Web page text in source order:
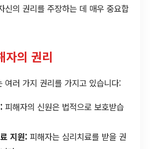
신의 권리를 주장하는 데 매우 중요합
자의 권리
여러 가지 권리를 가지고 있습니다:
피해자의 신원은 법적으로 보호받습
지원: 피해자는 심리치료를 받을 권